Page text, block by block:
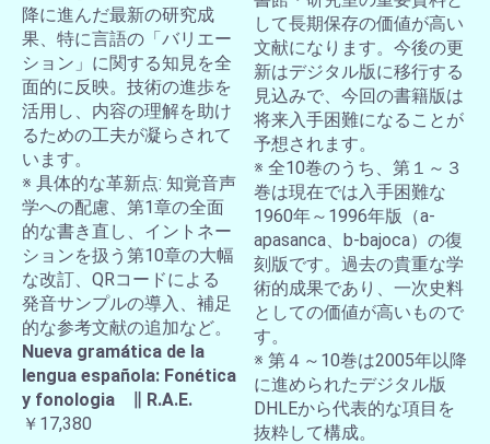
降に進んだ最新の研究成
果、特に言語の「バリエー
ション」に関する知見を全
面的に反映。技術の進歩を
活用し、内容の理解を助け
るための工夫が凝らされて
います。
※ 具体的な革新点: 知覚音声
学への配慮、第1章の全面
的な書き直し、イントネー
ションを扱う第10章の大幅
な改訂、QRコードによる
発音サンプルの導入、補足
的な参考文献の追加など。
Nueva gramática de la
lengua española: Fonética
y fonologia ∥ R.A.E.
￥17,380
して長期保存の価値が高い
文献になります。今後の更
新はデジタル版に移行する
見込みで、今回の書籍版は
将来入手困難になることが
予想されます。
※ 全10巻のうち、第１～３
巻は現在では入手困難な
1960年～1996年版（a-
apasanca、b-bajoca）の復
刻版です。過去の貴重な学
術的成果であり、一次史料
としての価値が高いもので
す。
※ 第４～10巻は2005年以降
に進められたデジタル版
DHLEから代表的な項目を
抜粋して構成。